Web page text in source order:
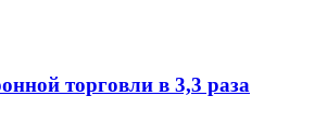
торговли в 3,3 раза